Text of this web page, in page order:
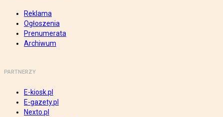
Reklama
Ogłoszenia
Prenumerata
Archiwum
PARTNERZY
E-kiosk.pl
E-gazety.pl
Nexto.pl